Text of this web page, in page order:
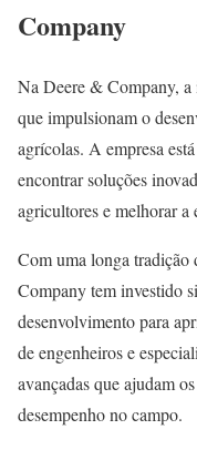
Company
Na Deere & Company, a
que impulsionam o
agrícolas. A empresa
encontrar soluções
agricultores e melhorar
Com uma longa tradição
Company tem investido
desenvolvimento para
de engenheiros e
avançadas que ajudam
desempenho no campo.